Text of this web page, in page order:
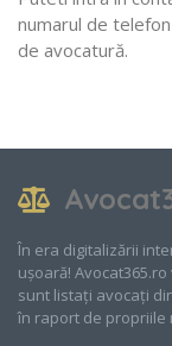
numarul de
de avocatură.
În era digitalizării
ușoară!
sunt listați avocați
în raport de propriile